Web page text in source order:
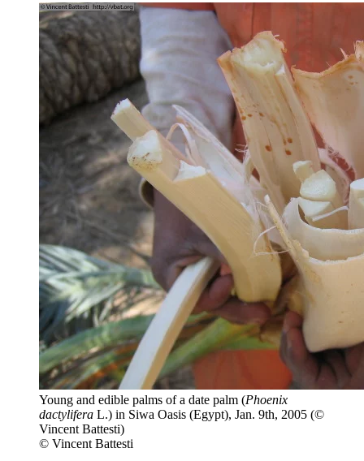
Young and edible palms of a date palm (Phoenix
dactylifera L.) in Siwa Oasis (Egypt), Jan. 9th, 2005 (©
Vincent Battesti)
© Vincent Battesti